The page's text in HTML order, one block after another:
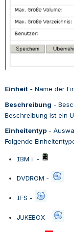
Einheit - Name der
Beschreibung -
Beschreibung ist ein
Einheitentyp -
Folgende
IBM i  -
DVDROM -
IFS -
JUKEBOX -